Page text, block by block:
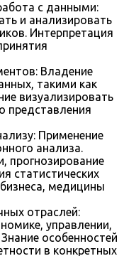
с данными:
и анализировать
Интерпретация
Владение
такими как
визуализировать
представления
Применение
анализа.
прогнозирование
статистических
медицины
отраслей:
управлении,
особенностей
в конкретных